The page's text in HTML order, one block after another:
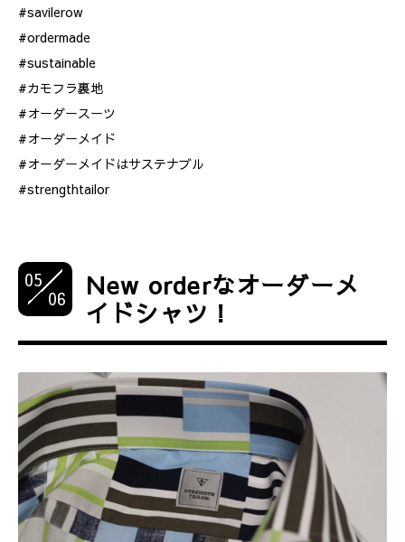
#savilerow
#ordermade
#sustainable
#カモフラ裏地
#オーダースーツ
#オーダーメイド
#オーダーメイドはサステナブル
#strengthtailor
05
06
New orderなオーダーメ
イドシャツ！